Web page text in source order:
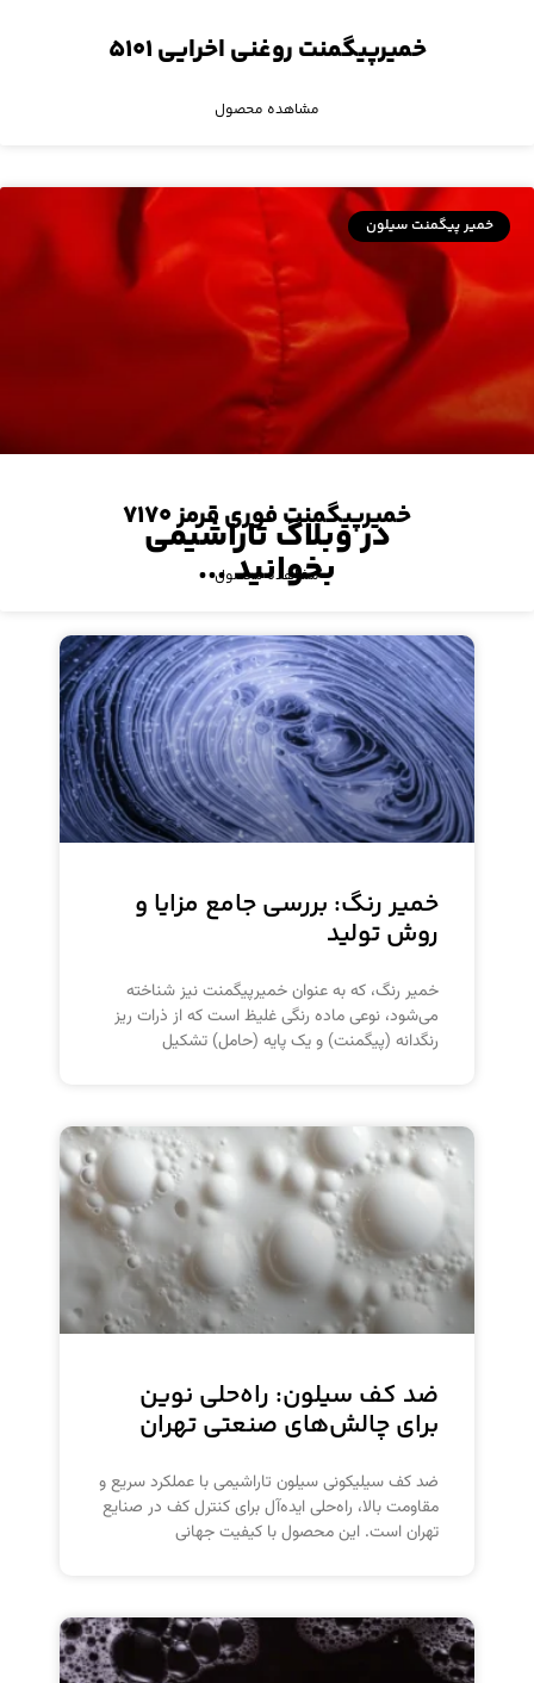
خمیرپیگمنت روغنی اخرایی ۵۱۰۱
مشاهده محصول
خمیر پیگمنت سیلون
خمیرپیگمنت فوری قرمز ۷۱۷۰
مشاهده محصول
در وبلاگ تاراشیمی
بخوانید ...
خمیر رنگ: بررسی جامع مزایا و
روش تولید
خمیر رنگ، که به عنوان خمیرپیگمنت نیز شناخته
می‌شود، نوعی ماده رنگی غلیظ است که از ذرات ریز
رنگدانه (پیگمنت) و یک پایه (حامل) تشکیل
ضد کف سیلون: راه‌حلی نوین
برای چالش‌های صنعتی تهران
ضد کف سیلیکونی سیلون تاراشیمی با عملکرد سریع و
مقاومت بالا، راه‌حلی ایده‌آل برای کنترل کف در صنایع
تهران است. این محصول با کیفیت جهانی